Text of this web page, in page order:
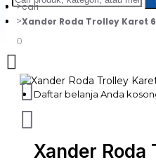
0
Daftar belanja Anda
cari
Xander Roda Trolley Karet
Xander Roda